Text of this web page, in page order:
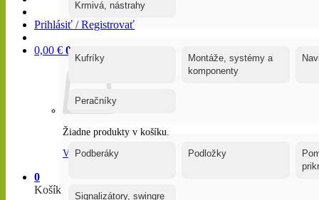
Prihlásiť / Registrovať
0,00 € 0
Žiadne produkty v košíku.
Vrátiť sa do obchodu
0
Košík
Krmivá, nástrahy
Kufríky
Montáže, systémy a
komponenty
Peračníky
Podberáky Podložky
Signalizátory, swingre